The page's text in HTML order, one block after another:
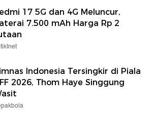
17 5G dan 4G Meluncur,
7.500 mAh Harga Rp 2
Indonesia Tersingkir di Piala
2026, Thom Haye Singgung